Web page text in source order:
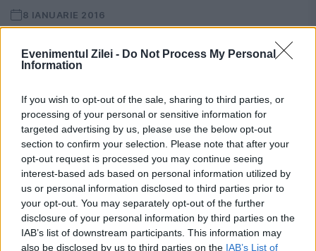
Evenimentul Zilei - Do Not Process My Personal
Information
If you wish to opt-out of the sale, sharing to third parties, or
processing of your personal or sensitive information for
targeted advertising by us, please use the below opt-out
section to confirm your selection. Please note that after your
opt-out request is processed you may continue seeing
interest-based ads based on personal information utilized by
us or personal information disclosed to third parties prior to
your opt-out. You may separately opt-out of the further
disclosure of your personal information by third parties on the
IAB’s list of downstream participants. This information may
also be disclosed by us to third parties on the IAB’s List of
8 IANUARIE 2016
Cristi Tănase s-a înteles, astăzi, cu formația
Sivasspor (Turcia), după ce s-a despărțit de
chinezii de la Tianjin Teda, grupare în care
românul nu s-a putu adapta. În vârstă de...